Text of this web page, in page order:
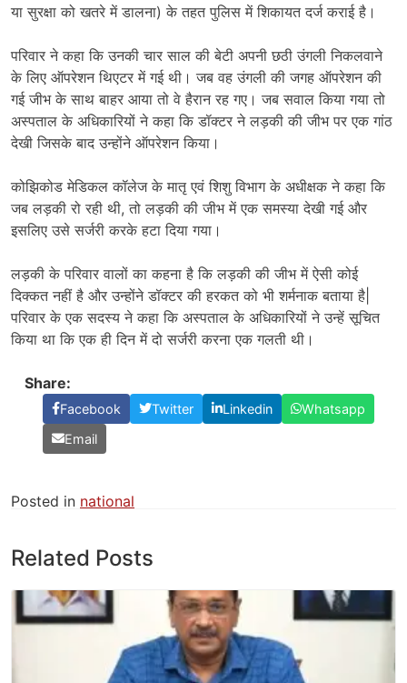
या सुरक्षा को खतरे में डालना) के तहत पुलिस में शिकायत दर्ज कराई है।
परिवार ने कहा कि उनकी चार साल की बेटी अपनी छठी उंगली निकलवाने
के लिए ऑपरेशन थिएटर में गई थी। जब वह उंगली की जगह ऑपरेशन की
गई जीभ के साथ बाहर आया तो वे हैरान रह गए। जब सवाल किया गया तो
अस्पताल के अधिकारियों ने कहा कि डॉक्टर ने लड़की की जीभ पर एक गांठ
देखी जिसके बाद उन्होंने ऑपरेशन किया।
कोझिकोड मेडिकल कॉलेज के मातृ एवं शिशु विभाग के अधीक्षक ने कहा कि
जब लड़की रो रही थी, तो लड़की की जीभ में एक समस्या देखी गई और
इसलिए उसे सर्जरी करके हटा दिया गया।
लड़की के परिवार वालों का कहना है कि लड़की की जीभ में ऐसी कोई
दिक्कत नहीं है और उन्होंने डॉक्टर की हरकत को भी शर्मनाक बताया है|
परिवार के एक सदस्य ने कहा कि अस्पताल के अधिकारियों ने उन्हें सूचित
किया था कि एक ही दिन में दो सर्जरी करना एक गलती थी।
Share:
Facebook Twitter Linkedin
Whatsapp
Email
Posted in national
Related Posts